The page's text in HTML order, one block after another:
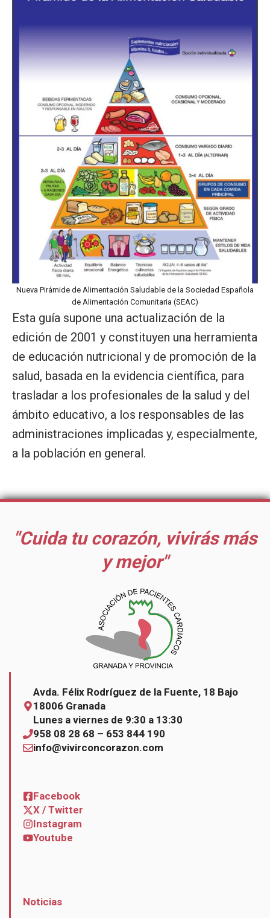
Nueva Pirámide de Alimentación Saludable de la Sociedad Española
de Alimentación Comunitaria (SEAC)
Esta guía supone una actualización de la
edición de 2001 y constituyen una herramienta
de educación nutricional y de promoción de la
salud, basada en la evidencia científica, para
trasladar a los profesionales de la salud y del
ámbito educativo, a los responsables de las
administraciones implicadas y, especialmente,
a la población en general.
"Cuida tu corazón, vivirás más
y mejor"
Avda. Félix Rodríguez de la Fuente, 18 Bajo
18006 Granada
Lunes a viernes de 9:30 a 13:30
958 08 28 68 – 653 844 190
info@vivirconcorazon.com
Facebook
X / Twitter
Instagram
Youtube
Noticias